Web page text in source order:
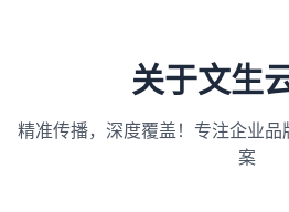
关于文生
精准传播，深度覆盖！专注企业
案